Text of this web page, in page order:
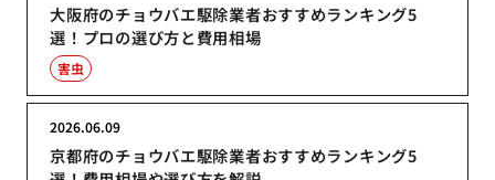
大阪府のチョウバエ駆除業者おすすめランキング5
選！プロの選び方と費用相場
害虫
京都府のチョウバエ駆除業者おすすめランキング5
2026.06.09